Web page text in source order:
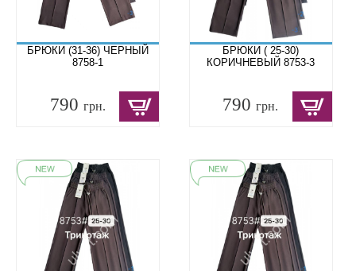
БРЮКИ (31-36) ЧЕРНЫЙ
8758-1
790 грн.
БРЮКИ ( 25-30)
КОРИЧНЕВЫЙ 8753-3
790грн.